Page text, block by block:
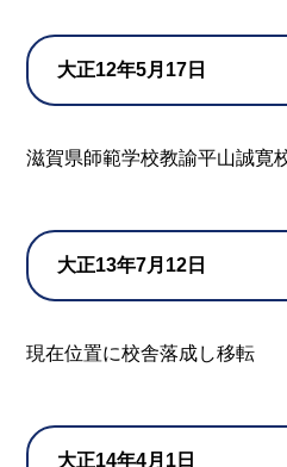
大正12年5月17日
滋賀県師範学校教諭平山誠寛
大正13年7月12日
現在位置に校舎落成し移転
大正14年4月1日